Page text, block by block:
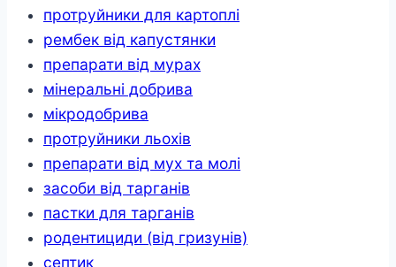
протруйники для картоплі
рембек від капустянки
препарати від мурах
мінеральні добрива
мікродобрива
протруйники льохів
препарати від мух та молі
засоби від тарганів
пастки для тарганів
родентициди (від гризунів)
септик